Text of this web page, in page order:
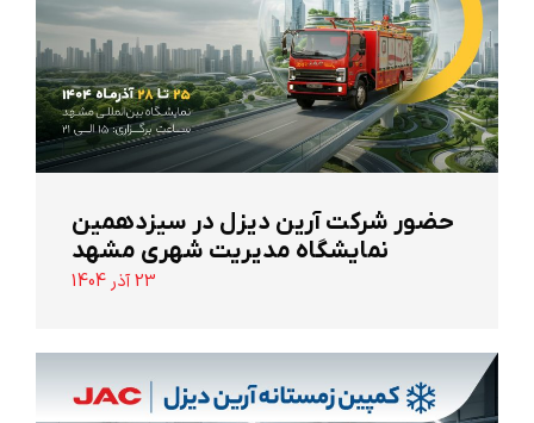
حضور شرکت آرین ‌دیزل در سیزدهمین
نمایشگاه مدیریت شهری مشهد
23 آذر 1404